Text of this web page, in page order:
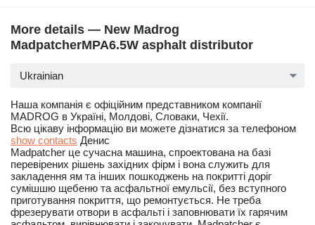
More details — New Madrog
MadpatcherMPA6.5W asphalt distributor
Ukrainian
Наша компанія є офіційним представником компанії
MADROG в Україні, Молдові, Словаки, Чехії.
Всю цікаву інформацію ви можете дізнатися за телефоном
show contacts Денис
Madpatcher це сучасна машина, спроектована на базі
перевірених рішень західних фірм і вона служить для
закладення ям та інших пошкоджень на покритті доріг
сумішшю щебеню та асфальтної емульсії, без вступного
приготування покриття, що ремонтується. Не треба
фрезерувати отвори в асфальті і заповнювати їх гарячим